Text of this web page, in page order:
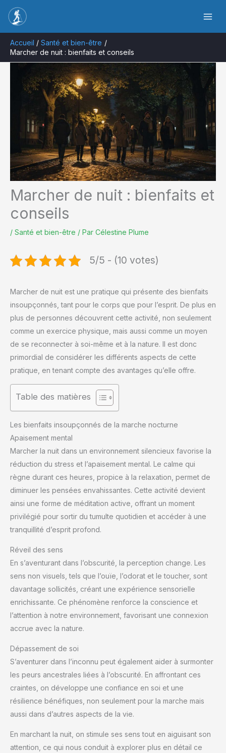
contenu
Accueil
Santé et bien-être
Marcher de nuit : bienfaits et conseils
Marcher de nuit : bienfaits et
conseils
/ Santé et bien-être / Par Célestine Plume
5/5 - (10 votes)
Marcher de nuit est une pratique qui présente des bienfaits
insoupçonnés, tant pour le corps que pour l’esprit. De plus en
plus de personnes découvrent cette activité, non seulement
comme un exercice physique, mais aussi comme un moyen
de se reconnecter à soi-même et à la nature. Il est donc
primordial de considérer les différents aspects de cette
pratique, en tenant compte des avantages qu’elle offre.
Table des matières
Les bienfaits insoupçonnés de la marche nocturne
Apaisement mental
Marcher la nuit dans un environnement silencieux favorise la
réduction du stress et l’apaisement mental. Le calme qui
règne durant ces heures, propice à la relaxation, permet de
diminuer les pensées envahissantes. Cette activité devient
ainsi une forme de méditation active, offrant un moment
privilégié pour sortir du tumulte quotidien et accéder à une
tranquillité d’esprit profond.
Réveil des sens
En s’aventurant dans l’obscurité, la perception change. Les
sens non visuels, tels que l’ouïe, l’odorat et le toucher, sont
davantage sollicités, créant une expérience sensorielle
enrichissante. Ce phénomène renforce la conscience et
l’attention à notre environnement, favorisant une connexion
accrue avec la nature.
Dépassement de soi
S’aventurer dans l’inconnu peut également aider à surmonter
les peurs ancestrales liées à l’obscurité. En affrontant ces
craintes, on développe une confiance en soi et une
résilience bénéfiques, non seulement pour la marche mais
aussi dans d’autres aspects de la vie.
En marchant la nuit, on stimule ses sens tout en aiguisant son
attention, ce qui nous conduit à explorer plus en détail ce
Rechercher